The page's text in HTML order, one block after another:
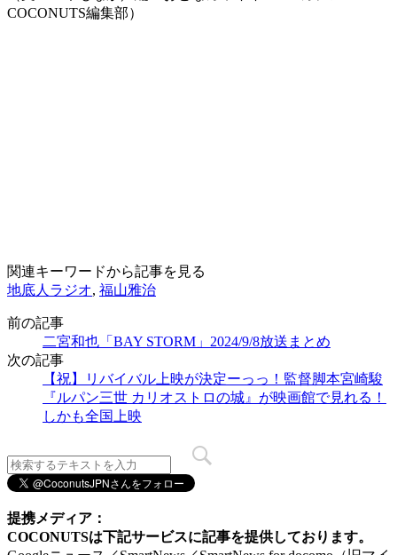
COCONUTS編集部）
関連キーワードから記事を見る
地底人ラジオ, 福山雅治
前の記事
二宮和也「BAY STORM」2024/9/8放送まとめ
次の記事
【祝】リバイバル上映が決定ーっっ！監督脚本宮崎駿
『ルパン三世 カリオストロの城』が映画館で見れる！
しかも全国上映
提携メディア：
COCONUTSは下記サービスに記事を提供しております。